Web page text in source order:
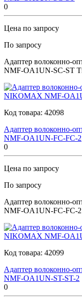
0
Цена по запросу
По запросу
Адаптер волоконно-
NMF-OA1UN-SC-ST
Код товара: 42098
Адаптер волоконно-
NMF-OA1UN-FC-FC-2
0
Цена по запросу
По запросу
Адаптер волоконно-
NMF-OA1UN-FC-FC-2
Код товара: 42099
Адаптер волоконно-
NMF-OA1UN-ST-ST-2
0